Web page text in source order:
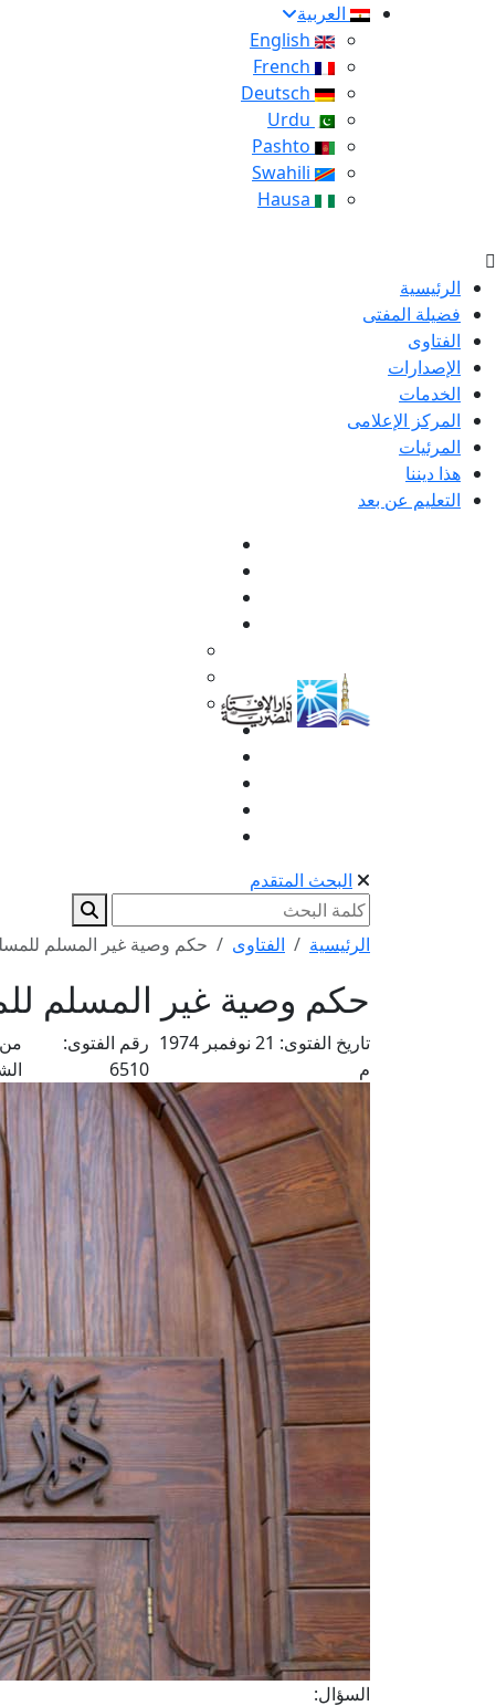
العربية
الرئيسية
فضيلة المفتى
الفتاوى
الإصدارات
الخدمات
المركز الإعلامى
المرئيات
هذا ديننا
التعليم عن بعد
البحث المتقدم
الرئيسية الفتاوى حكم وصية غير المسلم
حكم وصية غير المسلم
تاريخ الفتوى:
21 نوفمبر 1974
م
رقم الفتوى:
6510
السؤال: